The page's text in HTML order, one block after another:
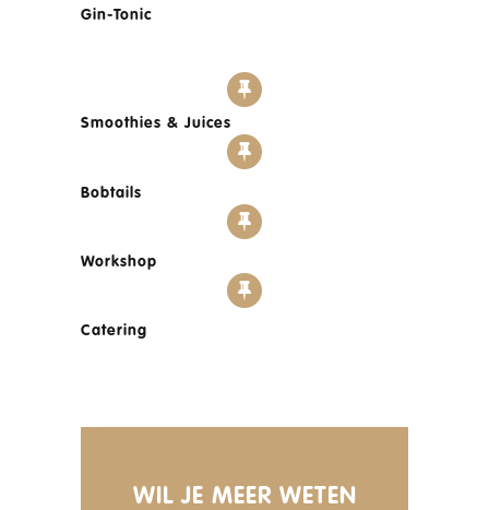
Gin-Tonic
Smoothies & Juices
Bobtails
Workshop
Catering
WIL JE MEER WETEN